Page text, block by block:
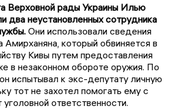
Верховной рады Украины Илью
два неустановленных сотрудника
Они использовали сведения
Амирханяна, который обвиняется в
Кивы путем предоставления
в незаконном обороте оружия. По
испытывал к экс-депутату личную
тот не захотел помогать ему с
ответственности.